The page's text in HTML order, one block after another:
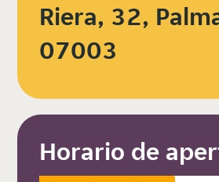
Riera, 32,
07003
Horario de